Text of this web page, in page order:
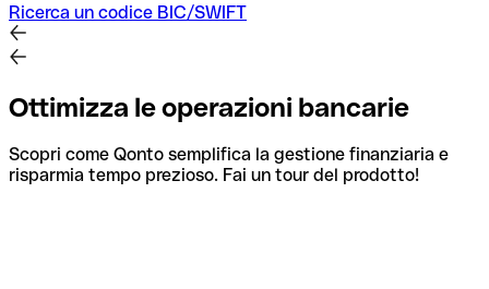
Ricerca un codice BIC/SWIFT
Ottimizza le operazioni bancarie
Scopri come Qonto semplifica la gestione finanziaria e
risparmia tempo prezioso. Fai un tour del prodotto!